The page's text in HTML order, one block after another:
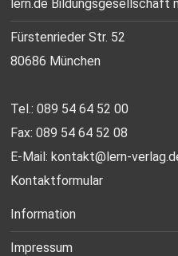
lern.de Bildungsgesellschaft
Fürstenrieder Str. 52
80686 München
Tel.: 089 54 64 52 00
Fax: 089 54 64 52 08
E-Mail:kontakt@lern-
Kontaktformular
Information
Impressum